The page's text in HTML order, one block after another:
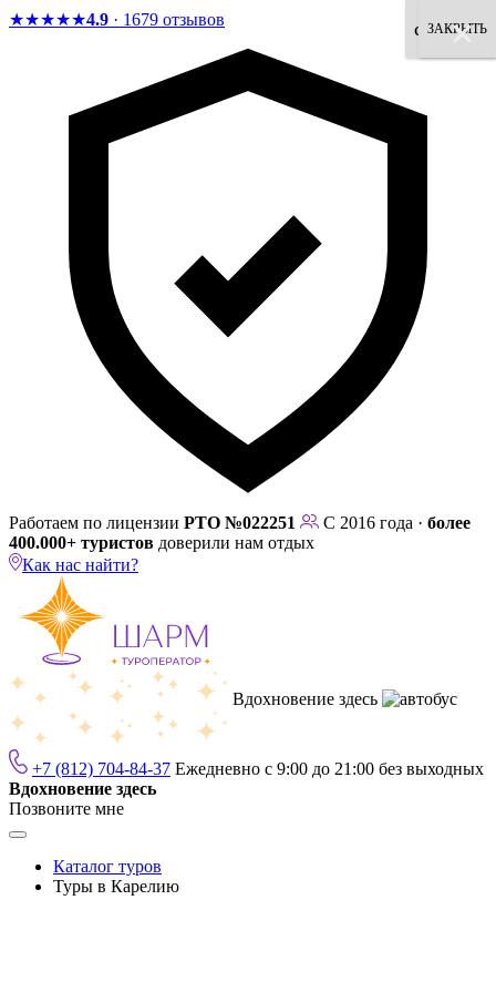
★★★★★4.9 · 1679 отзывов
Работаем по лицензии РТО №022251 С 2016 года · более
400.000+ туристов доверили нам отдых
Как нас найти?
Вдохновение здесь
+7 (812) 704-84-37 Ежедневно с 9:00 до 21:00 без выходных
Вдохновение здесь
Позвоните мне
Каталог туров
Туры в Карелию
×
×
×
×
согласен
×
×
ЗАКРЫТЬ
×
×